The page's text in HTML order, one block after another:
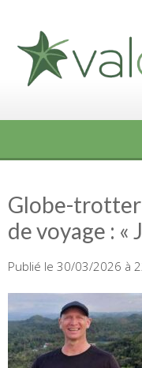
content
Globe-
de voyage : «
Publié le 30/03/2026 à